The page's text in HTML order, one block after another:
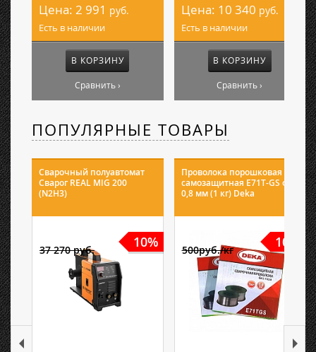
Цена: 2 991 руб.
Есть в наличии
В КОРЗИНУ
Сравнить ›
Цена: 10 340 руб.
Есть в наличии
В КОРЗИНУ
Сравнить ›
ПОПУЛЯРНЫЕ ТОВАРЫ
Сварочный полуавтомат
Сварог REAL MIG 200
(N2H3)
10%
37 270 руб.
Проволока порошковая
самозащитная E71T-GS ф
0,8 мм (1 кг) Deka
10%
500руб./кг